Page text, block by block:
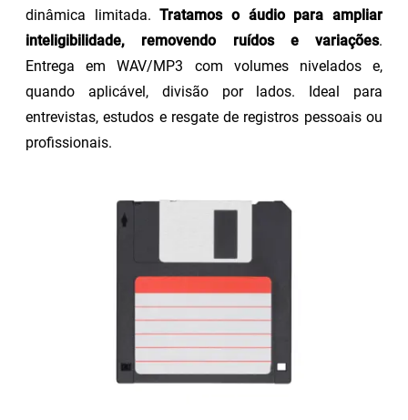
dinâmica limitada.Tratamos o áudio para ampliar
inteligibilidade, removendo ruídos e variações.
Entrega em WAV/MP3 com volumes nivelados e,
quando aplicável, divisão por lados. Ideal para
entrevistas, estudos e resgate de registros pessoais ou
profissionais.